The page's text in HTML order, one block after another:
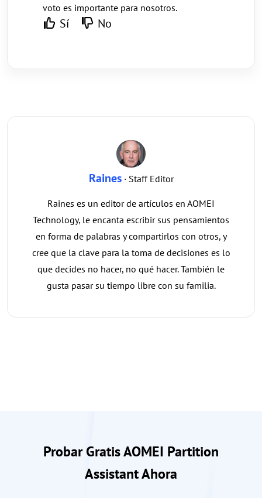
voto es importante para nosotros.
Sí No
Raines· Staff Editor
Raines es un editor de artículos en AOMEI
Technology, le encanta escribir sus pensamientos
en forma de palabras y compartirlos con otros, y
cree que la clave para la toma de decisiones es lo
que decides no hacer, no qué hacer. También le
gusta pasar su tiempo libre con su familia.
Probar Gratis AOMEI Partition
Assistant Ahora